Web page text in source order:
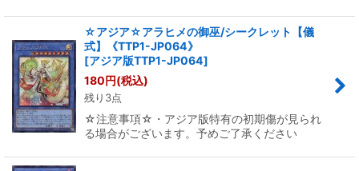
☆アジア☆アラヒメの御巫/シークレット【儀
式】《TTP1-JP064》
[アジア版TTP1-JP064]
180円(税込)
残り3点
☆注意事項☆・アジア版特有の初期傷が見られ
る場合がございます。予めご了承ください